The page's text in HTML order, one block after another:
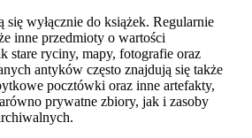
się wyłącznie do książek. Regularnie
inne przedmioty o wartości
stare ryciny, mapy, fotografie oraz
antyków często znajdują się także
pocztówki oraz inne artefakty,
prywatne zbiory, jak i zasoby